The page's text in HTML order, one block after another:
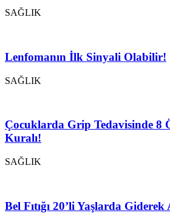
SAĞLIK
Lenfomanın İlk Sinyali Olabilir!
SAĞLIK
Çocuklarda Grip Tedavisinde 8
Kuralı!
SAĞLIK
Bel Fıtığı 20’li Yaşlarda Giderek